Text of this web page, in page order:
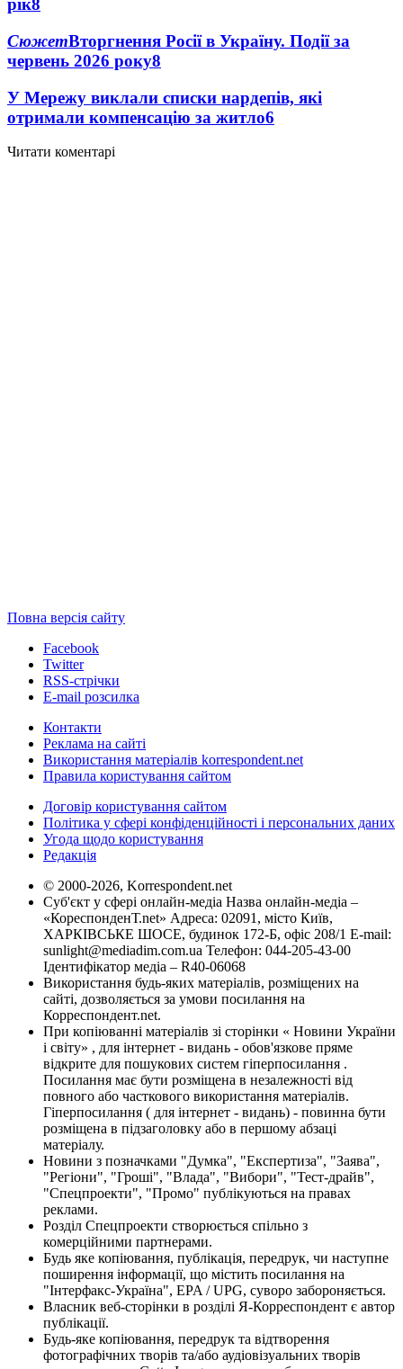
рік8
СюжетВторгнення Росії в Україну. Події за
червень 2026 року8
У Мережу виклали списки нардепів, які
отримали компенсацію за житло6
Читати коментарі
Повна версія сайту
Facebook
Twitter
RSS-стрічки
E-mail розсилка
Контакти
Реклама на сайті
Використання матеріалів korrespondent.net
Правила користування сайтом
Договір користування сайтом
Політика у сфері конфіденційності і персональних даних
Угода щодо користування
Редакція
© 2000-2026, Korrespondent.net
Суб'єкт у сфері онлайн-медіа Назва онлайн-медіа –
«КореспонденТ.net» Адреса: 02091, місто Київ,
ХАРКІВСЬКЕ ШОСЕ, будинок 172-Б, офіс 208/1 E-mail:
sunlight@mediadim.com.ua Телефон: 044-205-43-00
Ідентифікатор медіа – R40-06068
Використання будь-яких матеріалів, розміщених на
сайті, дозволяється за умови посилання на
Корреспондент.net.
При копіюванні матеріалів зі сторінки « Новини України
і світу» , для інтернет - видань - обов'язкове пряме
відкрите для пошукових систем гіперпосилання .
Посилання має бути розміщена в незалежності від
повного або часткового використання матеріалів.
Гіперпосилання ( для інтернет - видань) - повинна бути
розміщена в підзаголовку або в першому абзаці
матеріалу.
Новини з позначками "Думка", "Експертиза", "Заява",
"Регіони", "Гроші", "Влада", "Вибори", "Тест-драйв",
"Спецпроекти", "Промо" публікуються на правах
реклами.
Розділ Спецпроекти створюється спільно з
комерційними партнерами.
Будь яке копіювання, публікація, передрук, чи наступне
поширення інформації, що містить посилання на
"Інтерфакс-Україна", EPA / UPG, суворо забороняється.
Власник веб-сторінки в розділі Я-Корреспондент є автор
публікації.
Будь-яке копіювання, передрук та відтворення
фотографічних творів та/або аудіовізуальних творів